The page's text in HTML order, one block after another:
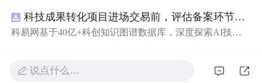
科技成果转化项目进场交易前，评估备案环节需要准备哪些材料？.docx
科易网基于40亿+科创知识图谱数据库，深度探索AI技术
新领域的AI+数智化解决方案，推动科技创新与产业创新
说点什么…